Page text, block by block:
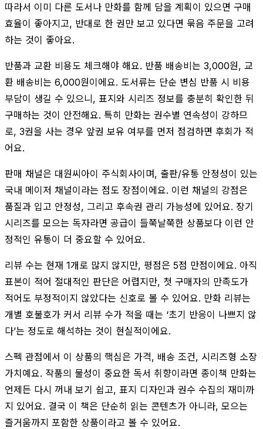
따라서 이미 다른 도서나 만화를 함께 담을 계획이 있으면 구매
효율이 좋아지고, 반대로 한 권만 보고 있다면 묶음 주문을 고려
하는 것이 좋아요.
반품과 교환 비용도 체크해야 해요. 반품 배송비는 3,000원, 교
환 배송비는 6,000원이에요. 도서류는 단순 변심 반품 시 비용
부담이 생길 수 있으니, 표지와 시리즈 정보를 충분히 확인한 뒤
구매하는 것이 안전해요. 특히 만화는 권수별 연속성이 강하므
로, 3권을 사는 경우 앞권 보유 여부를 먼저 점검하면 후회가 적
어요.
판매 채널은 대원씨아이 주식회사이며, 출판/유통 안정성이 있는
국내 메이저 채널이라는 점도 장점이에요. 이런 채널의 강점은
품질과 입고 안정성, 그리고 후속권 관리 가능성에 있어요. 장기
시리즈를 모으는 독자라면 공급이 들쭉날쭉한 상품보다 이런 안
정적인 유통이 더 중요할 수 있어요.
리뷰 수는 현재 1개로 많지 않지만, 평점은 5점 만점이에요. 아직
표본이 적어 절대적인 판단은 어렵지만, 첫 구매자의 만족도가
적어도 부정적이지 않았다는 신호로 볼 수 있어요. 만화 리뷰는
개별 호불호가 커서 리뷰 수가 적을 때는 ‘초기 반응이 나쁘지 않
다’는 정도로 해석하는 것이 현실적이에요.
스펙 관점에서 이 상품의 핵심은 가격, 배송 조건, 시리즈형 소장
가치예요. 작품의 물성이 중요한 독서 취향이라면 종이책 만화는
언제든 다시 꺼내 보기 쉽고, 표지 디자인과 권수 수집의 재미까
지 있어요. 결국 이 책은 단순히 읽는 콘텐츠가 아니라, 모으는
즐거움까지 포함한 상품이라고 볼 수 있어요.